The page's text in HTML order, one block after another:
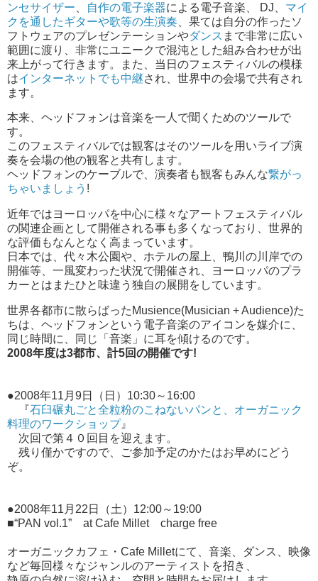
ンセサイザー 自作の電子楽器による電子音楽、 DJ、 マイ
クを通したギターや歌等の生演奏 、果ては自分の作ったソ
フトウェアのプレゼンテーションやダンス まで非常に広い
範囲に渡り、非常にユニークで混沌とした組み合わせが出
来上がって行きます。また、当日のフェスティバルの模様
はインターネットでも中継され、世界中の会場で共有され
ます。
本来、ヘッドフォンは音楽を一人で聞くためのツールで
す。
このフェスティバルでは観客はそのツールを用いライブ演
奏を会場の他の観客と共有します。
ヘッドフォンのケーブルで、演奏者も観客もみんな繋がっ
ちゃいましょう !
近年ではヨーロッパを中心に様々なアートフェスティバル
の関連企画として開催される事も多くなっており、世界的
な評価もなんとなく高まっています。
日本では、代々木公園や、ホテルの屋上、鴨川の川岸での
開催等、一風変わった状況で開催され、ヨーロッパのプラ
カーとはまたひと味違う独自の展開をしています。
世界各都市に散らばったMusience(Musician + Audience)た
ちは、ヘッドフォンという電子音楽のアイコンを媒介に、
同じ時間に、同じ「音楽」に耳を傾けるのです。
2008年度は3都市、計5回の開催です!
●2008年11月9日（日）10:30～16:00
『石臼碾丸ごと全粒粉のこねないパンと、オーガニック
料理のワークショップ』
次回で第４０回目を迎えます。
残り僅かですので、ご参加予定のかたはお早めにどう
ぞ。
●2008年11月22日（土）12:00～19:00
■“PAN vol.1” at Cafe Millet charge free
オーガニックカフェ・Cafe Milletにて、音楽、ダンス、映像
など毎回様々なジャンルのアーティストを招き、